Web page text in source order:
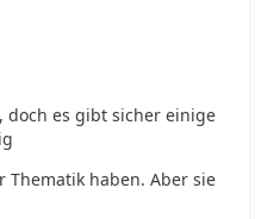
doch es gibt sicher einige
haben. Aber sie